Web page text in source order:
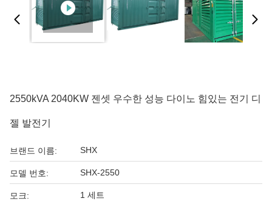
2550kVA 2040KW 젠셋 우수한 성능 다이노 힘있는 전기 디
젤 발전기
브랜드 이름: SHX
모델 번호: SHX-2550
모크: 1 세트